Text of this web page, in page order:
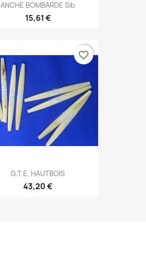
ANCHE BOMBARDE Sib
15,61 €
G.T.E. HAUTBOIS
43,20 €
favorite_border